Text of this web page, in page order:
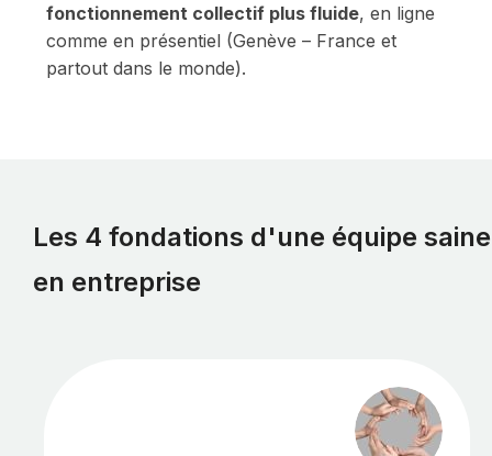
fonctionnement collectif plus fluide, en ligne
comme en présentiel (Genève – France et
partout dans le monde).
Les 4 fondations d'une équipe saine
en entreprise